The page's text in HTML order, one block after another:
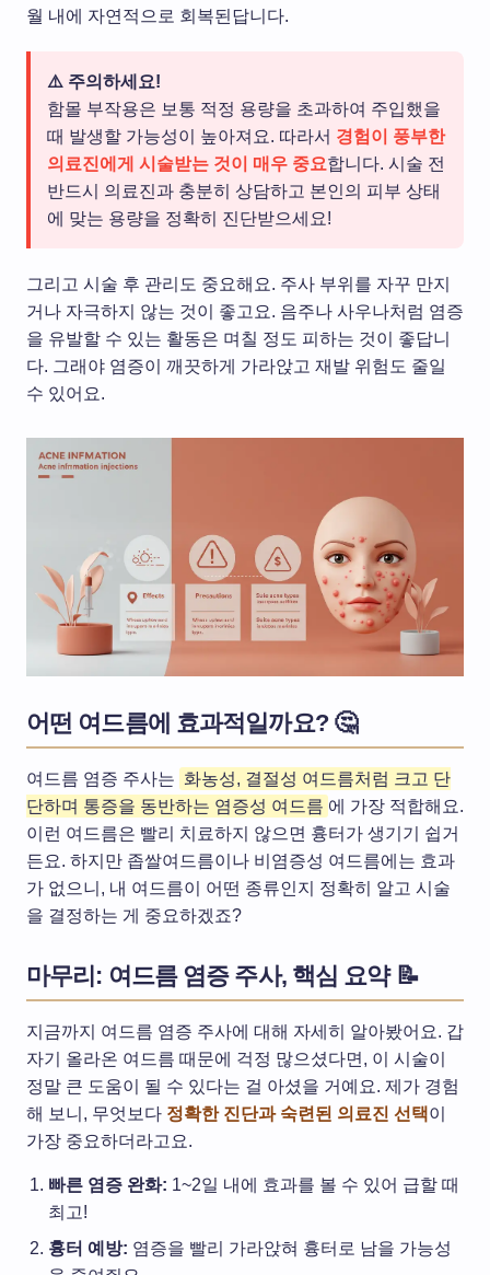
월 내에 자연적으로 회복된답니다.
⚠️ 주의하세요!
함몰 부작용은 보통 적정 용량을 초과하여 주입했을
때 발생할 가능성이 높아져요. 따라서 경험이 풍부한
의료진에게 시술받는 것이 매우 중요합니다. 시술 전
반드시 의료진과 충분히 상담하고 본인의 피부 상태
에 맞는 용량을 정확히 진단받으세요!
그리고 시술 후 관리도 중요해요. 주사 부위를 자꾸 만지
거나 자극하지 않는 것이 좋고요. 음주나 사우나처럼 염증
을 유발할 수 있는 활동은 며칠 정도 피하는 것이 좋답니
다. 그래야 염증이 깨끗하게 가라앉고 재발 위험도 줄일
수 있어요.
어떤 여드름에 효과적일까요? 🤔
여드름 염증 주사는 화농성, 결절성 여드름처럼 크고 단
단하며 통증을 동반하는 염증성 여드름 에 가장 적합해요.
이런 여드름은 빨리 치료하지 않으면 흉터가 생기기 쉽거
든요. 하지만 좁쌀여드름이나 비염증성 여드름에는 효과
가 없으니, 내 여드름이 어떤 종류인지 정확히 알고 시술
을 결정하는 게 중요하겠죠?
마무리: 여드름 염증 주사, 핵심 요약 📝
지금까지 여드름 염증 주사에 대해 자세히 알아봤어요. 갑
자기 올라온 여드름 때문에 걱정 많으셨다면, 이 시술이
정말 큰 도움이 될 수 있다는 걸 아셨을 거예요. 제가 경험
해 보니, 무엇보다 정확한 진단과 숙련된 의료진 선택이
가장 중요하더라고요.
빠른 염증 완화: 1~2일 내에 효과를 볼 수 있어 급할 때
최고!
흉터 예방: 염증을 빨리 가라앉혀 흉터로 남을 가능성